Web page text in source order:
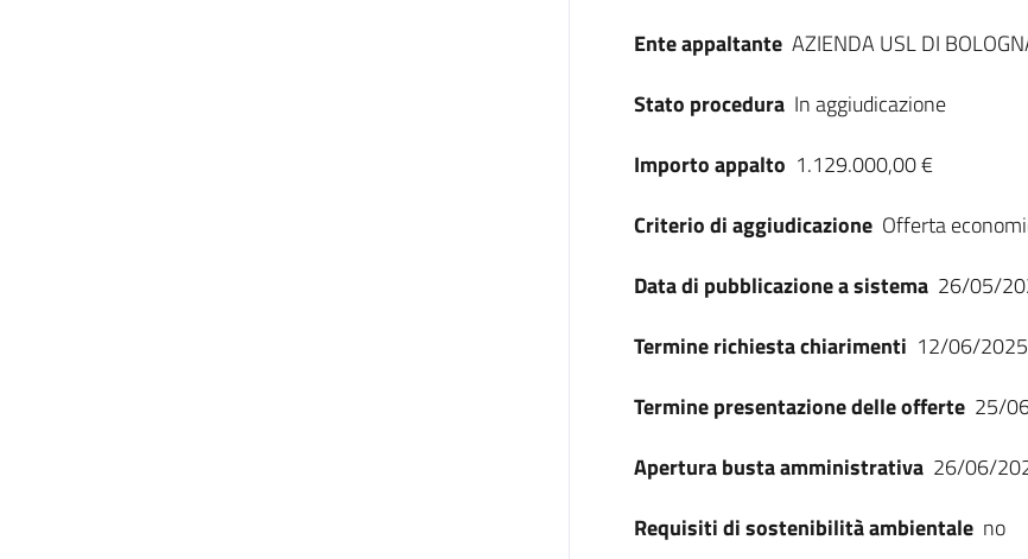
Ente appaltante AZIENDA USL DI
Stato procedura In aggiudicazione
Importo appalto 1.129.000,00 €
Criterio di aggiudicazione Offerta
Data di pubblicazione a sistema 26/05/
Termine richiesta chiarimenti 12/06/
Termine presentazione delle offerte 25/
Apertura busta amministrativa 26/06/
Requisiti di sostenibilità ambientale no